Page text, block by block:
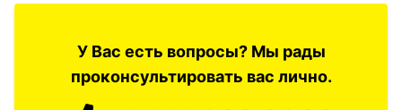
У Вас есть вопросы? Мы рады
проконсультировать вас лично.